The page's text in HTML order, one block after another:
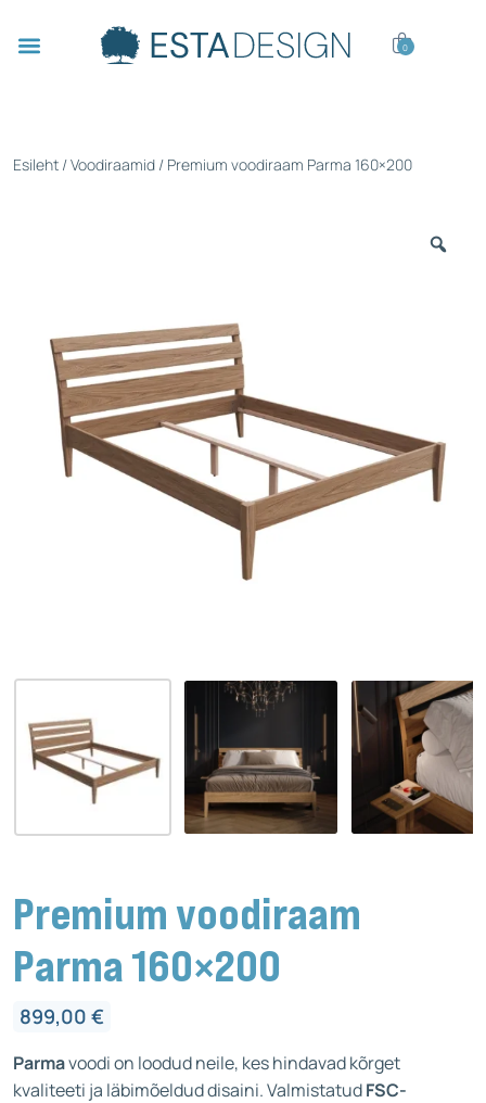
0
Esileht /Voodiraamid / Premium voodiraam Parma 160×200
Premium voodiraam
Parma 160×200
899,00 €
Parmavoodi on loodud neile, kes hindavad kõrget
kvaliteeti ja läbimõeldud disaini. ValmistatudFSC-